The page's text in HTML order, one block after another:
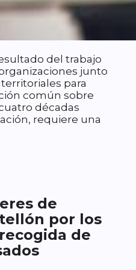
del trabajo
junto
para
común sobre
décadas
requiere una
de
por los
de